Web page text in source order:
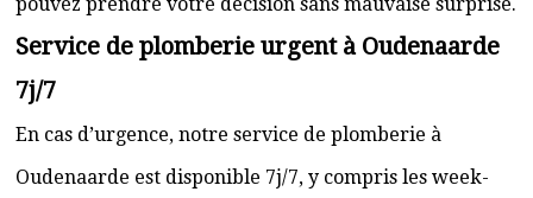
Service de plomberie urgent à Oudenaarde
7j/7
En cas d’urgence, notre service de plomberie à
Oudenaarde est disponible 7j/7, y compris les week-